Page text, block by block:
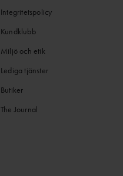
Integritetspolicy
Kundklubb
Miljö och etik
Lediga tjänster
Butiker
The Journal